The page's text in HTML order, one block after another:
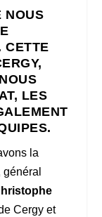
NOUS
CETTE
LES
la
général
Cergy et